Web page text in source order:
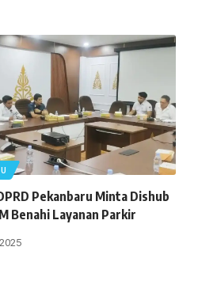
Pekanbaru Minta Dishub
Benahi Layanan Parkir